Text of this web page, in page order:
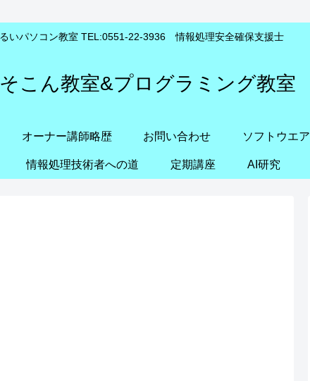
いパソコン教室 TEL:0551-22-3936 情報処理安全確保支援士
こん教室&プログラミング教室
オーナー講師略歴 お問い合わせ ソフトウエア
情報処理技術者への道 定期講座 AI研究